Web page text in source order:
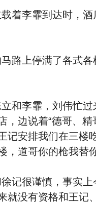
李霏到达时，酒
上停满了各式各
李霏，刘伟忙过
，边说着“德哥、
记安排我们在三楼
，道哥你的枪我替
很谨慎，事实上
就没有资格和王记